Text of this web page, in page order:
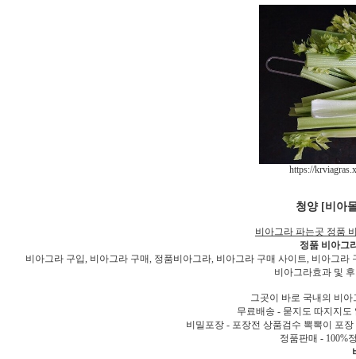
https://
청양 [비아
비아그라 파는곳 정품
정품 비아그
비아그라 구입, 비아그라 구매, 정품비아그라, 비아그라 구매 사이트, 비아그
비아그라효과 및
그곳이 바로 국내의 비
무료배송 - 묻지도 따지지
비밀포장 - 포장전 상품검수 뽁뽁이 포
정품판매 - 100%